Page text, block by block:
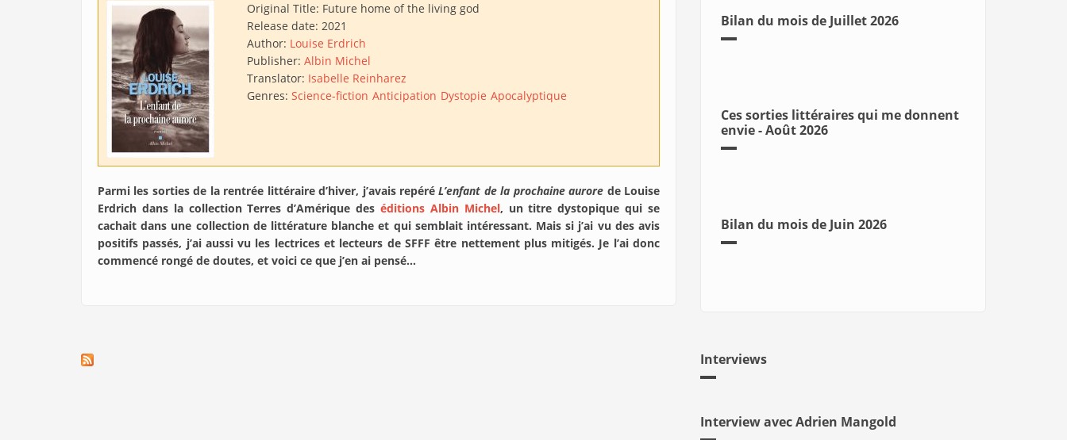
Original Title: Future home of the living god
Release date: 2021
Author: Louise Erdrich
Publisher: Albin Michel
Translator: Isabelle Reinharez
Genres: Science-fiction Anticipation Dystopie Apocalyptique
Parmi les sorties de la rentrée littéraire d’hiver, j’avais repéréL’enfant de la prochaine aurore de Louise
Erdrich dans la collection Terres d’Amérique des éditions Albin Michel, un titre dystopique qui se
cachait dans une collection de littérature blanche et qui semblait intéressant. Mais si j’ai vu des avis
positifs passés, j’ai aussi vu les lectrices et lecteurs de SFFF être nettement plus mitigés. Je l’ai donc
commencé rongé de doutes, et voici ce que j’en ai pensé…
Bilan du mois de Juillet 2026
Ces sorties littéraires qui me donnent
envie - Août 2026
Bilan du mois de Juin 2026
Interviews
Interview avec Adrien Mangold